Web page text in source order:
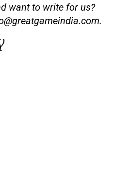
want to write for us?
.